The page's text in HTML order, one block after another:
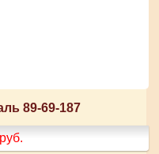
89-69-187
руб.